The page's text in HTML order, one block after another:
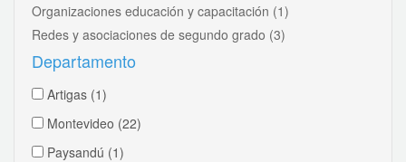
Organizaciones educación y capacitación (1)
Redes y asociaciones de segundo grado (3)
Departamento
Artigas (1)
Montevideo (22)
Paysandú (1)